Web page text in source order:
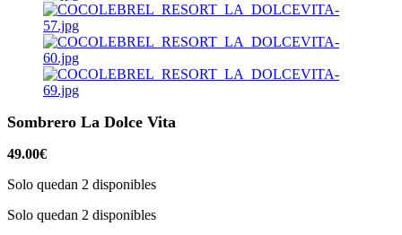
Sombrero La Dolce Vita
49.00€
Solo quedan 2 disponibles
Solo quedan 2 disponibles